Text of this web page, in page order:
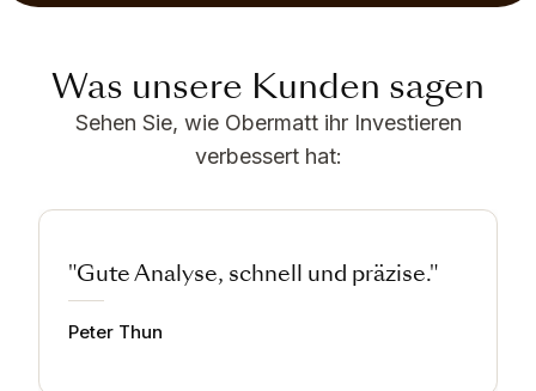
Was unsere Kunden sagen
Sehen Sie, wie Obermatt ihr Investieren
verbessert hat:
"Gute Analyse, schnell und präzise."
Peter Thun